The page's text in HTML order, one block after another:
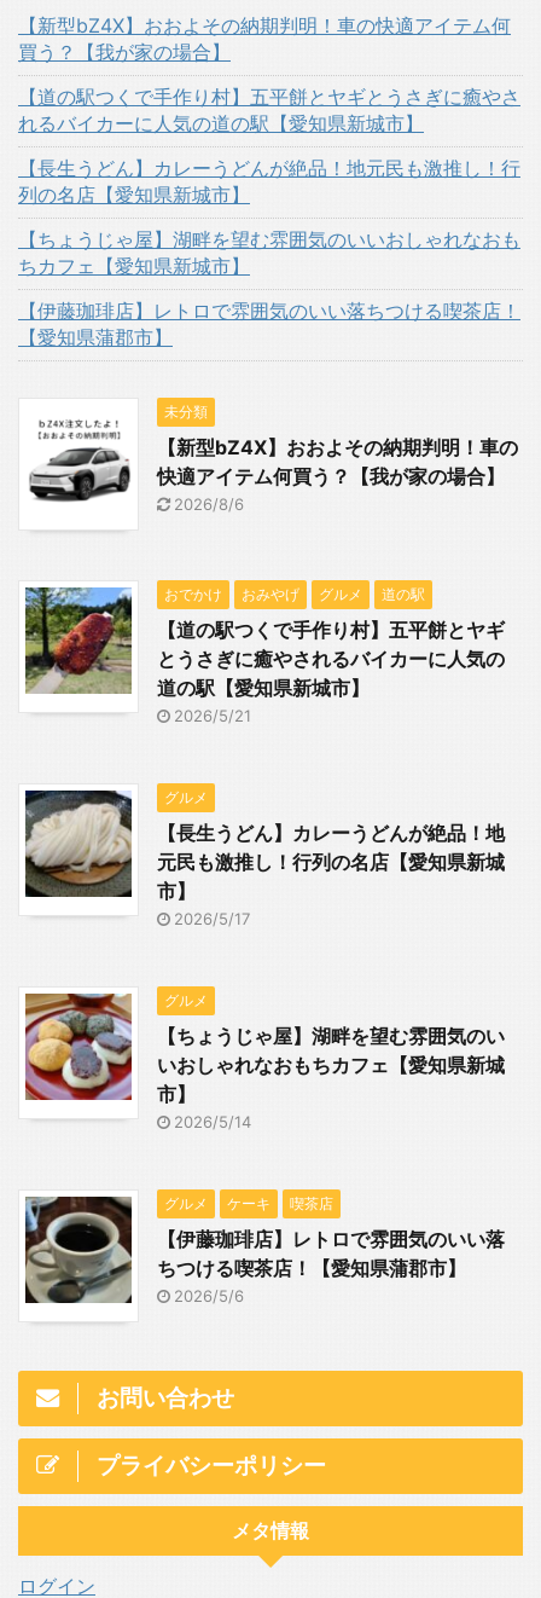
【新型bZ4X】おおよその納期判明！車の快適アイテム何
買う？【我が家の場合】
【道の駅つくで手作り村】五平餅とヤギとうさぎに癒やさ
れるバイカーに人気の道の駅【愛知県新城市】
【長生うどん】カレーうどんが絶品！地元民も激推し！行
列の名店【愛知県新城市】
【ちょうじゃ屋】湖畔を望む雰囲気のいいおしゃれなおも
ちカフェ【愛知県新城市】
【伊藤珈琲店】レトロで雰囲気のいい落ちつける喫茶店！
【愛知県蒲郡市】
未分類
【新型bZ4X】おおよその納期判明！車の
快適アイテム何買う？【我が家の場合】
2026/8/6
おでかけ おみやげ グルメ 道の駅
【道の駅つくで手作り村】五平餅とヤギ
とうさぎに癒やされるバイカーに人気の
道の駅【愛知県新城市】
2026/5/21
グルメ
【長生うどん】カレーうどんが絶品！地
元民も激推し！行列の名店【愛知県新城
市】
2026/5/17
グルメ
【ちょうじゃ屋】湖畔を望む雰囲気のい
いおしゃれなおもちカフェ【愛知県新城
市】
2026/5/14
グルメ ケーキ 喫茶店
【伊藤珈琲店】レトロで雰囲気のいい落
ちつける喫茶店！【愛知県蒲郡市】
2026/5/6
お問い合わせ
プライバシーポリシー
メタ情報
ログイン